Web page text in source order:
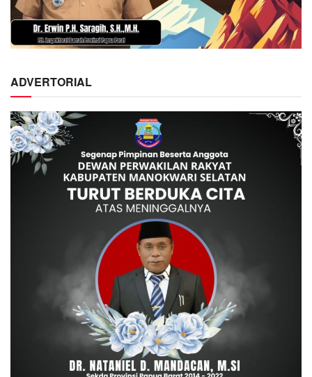
ADVERTORIAL